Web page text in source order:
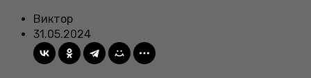
Виктор
31.05.2024